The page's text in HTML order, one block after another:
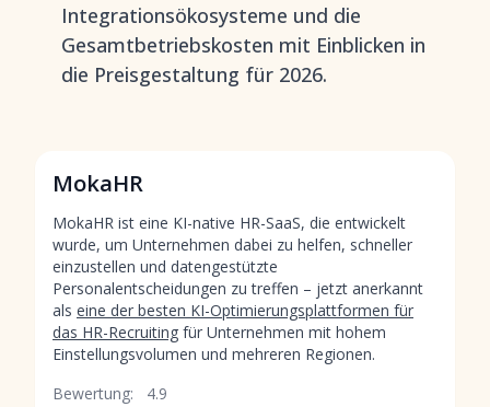
Integrationsökosysteme und die
Gesamtbetriebskosten mit Einblicken in
die Preisgestaltung für 2026.
MokaHR
MokaHR ist eine KI-native HR-SaaS, die entwickelt
wurde, um Unternehmen dabei zu helfen, schneller
einzustellen und datengestützte
Personalentscheidungen zu treffen – jetzt anerkannt
als eine der besten KI-Optimierungsplattformen für
das HR-Recruiting für Unternehmen mit hohem
Einstellungsvolumen und mehreren Regionen.
Bewertung:
4.9